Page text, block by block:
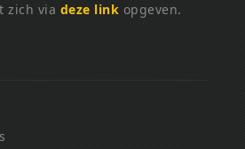
zich via deze link opgeven.